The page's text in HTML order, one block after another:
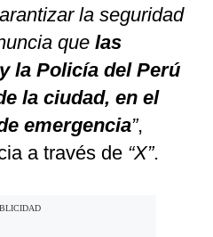
la seguridad
que las
la Policía del Perú
la ciudad, en el
emergencia”,
a través de “X”.